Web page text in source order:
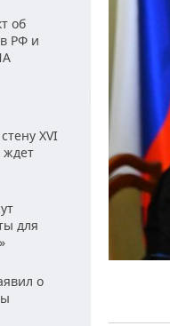
об
РФ и
XVI
ждет
для
о